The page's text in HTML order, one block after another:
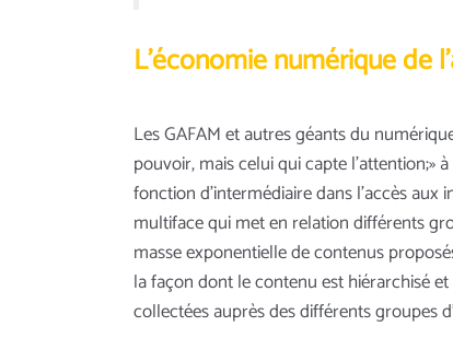
L’économie numérique de
Les GAFAM et autres géants du
pouvoir, mais celui qui capte
fonction d’intermédiaire dans l’accès
multiface qui met en relation différents
masse exponentielle de contenus
la façon dont le contenu est hiérarchisé
collectées auprès des différents groupes